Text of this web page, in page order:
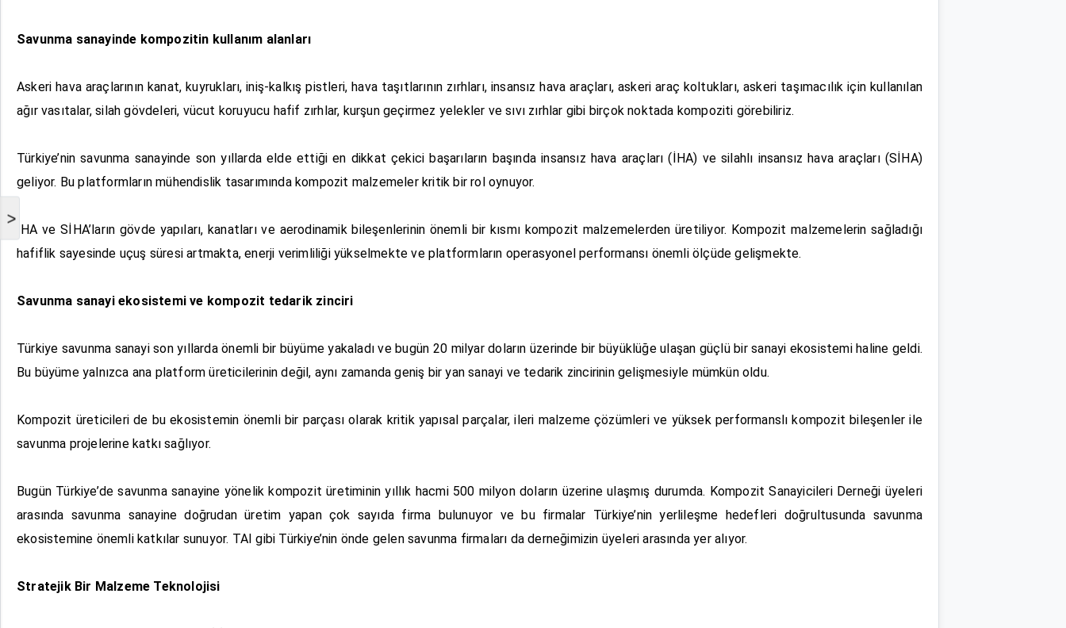
>
Savunma sanayinde kompozitin kullanım alanları
Askeri hava araçlarının kanat, kuyrukları, iniş-kalkış pistleri, hava taşıtlarının zırhları, insansız hava araçları, askeri araç koltukları, askeri taşımacılık için kullanılan
ağır vasıtalar, silah gövdeleri, vücut koruyucu hafif zırhlar, kurşun geçirmez yelekler ve sıvı zırhlar gibi birçok noktada kompoziti görebiliriz.
Türkiye’nin savunma sanayinde son yıllarda elde ettiği en dikkat çekici başarıların başında insansız hava araçları (İHA) ve silahlı insansız hava araçları (SİHA)
geliyor. Bu platformların mühendislik tasarımında kompozit malzemeler kritik bir rol oynuyor.
İHA ve SİHA’ların gövde yapıları, kanatları ve aerodinamik bileşenlerinin önemli bir kısmı kompozit malzemelerden üretiliyor. Kompozit malzemelerin sağladığı
hafiflik sayesinde uçuş süresi artmakta, enerji verimliliği yükselmekte ve platformların operasyonel performansı önemli ölçüde gelişmekte.
Savunma sanayi ekosistemi ve kompozit tedarik zinciri
Türkiye savunma sanayi son yıllarda önemli bir büyüme yakaladı ve bugün 20 milyar doların üzerinde bir büyüklüğe ulaşan güçlü bir sanayi ekosistemi haline geldi.
Bu büyüme yalnızca ana platform üreticilerinin değil, aynı zamanda geniş bir yan sanayi ve tedarik zincirinin gelişmesiyle mümkün oldu.
Kompozit üreticileri de bu ekosistemin önemli bir parçası olarak kritik yapısal parçalar, ileri malzeme çözümleri ve yüksek performanslı kompozit bileşenler ile
savunma projelerine katkı sağlıyor.
Bugün Türkiye’de savunma sanayine yönelik kompozit üretiminin yıllık hacmi 500 milyon doların üzerine ulaşmış durumda. Kompozit Sanayicileri Derneği üyeleri
arasında savunma sanayine doğrudan üretim yapan çok sayıda firma bulunuyor ve bu firmalar Türkiye’nin yerlileşme hedefleri doğrultusunda savunma
ekosistemine önemli katkılar sunuyor. TAI gibi Türkiye’nin önde gelen savunma firmaları da derneğimizin üyeleri arasında yer alıyor.
Stratejik Bir Malzeme Teknolojisi